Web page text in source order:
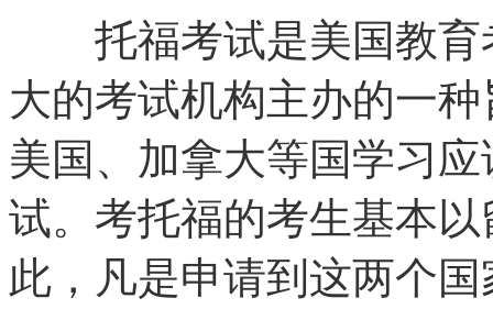
托福考试是美国教育
大的考试机构主办的一
美国、加拿大等国学习
试。考托福的考生基本
此，凡是申请到这两个